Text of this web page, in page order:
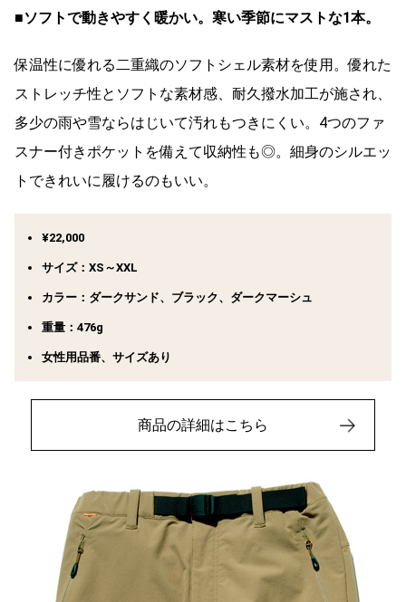
■ソフトで動きやすく暖かい。寒い季節にマストな1本。
保温性に優れる二重織のソフトシェル素材を使用。優れた
ストレッチ性とソフトな素材感、耐久撥水加工が施され、
多少の雨や雪ならはじいて汚れもつきにくい。4つのファ
スナー付きポケットを備えて収納性も◎。細身のシルエッ
トできれいに履けるのもいい。
¥22,000
サイズ：XS～XXL
カラー：ダークサンド、ブラック、ダークマーシュ
重量：476g
女性用品番、サイズあり
商品の詳細はこちら